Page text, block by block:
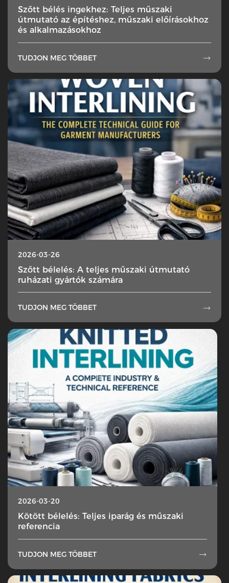
Szőtt bélés ingekhez: Teljes műszaki
útmutató az építéshez, műszaki előírásokhoz
és alkalmazásokhoz
TUDJON MEG TÖBBET 
2026-03-26
Szőtt bélelés: A teljes műszaki útmutató
ruházati gyártók számára
TUDJON MEG TÖBBET 
2026-03-20
Kötött bélelés: Teljes iparág és műszaki
referencia
TUDJON MEG TÖBBET 